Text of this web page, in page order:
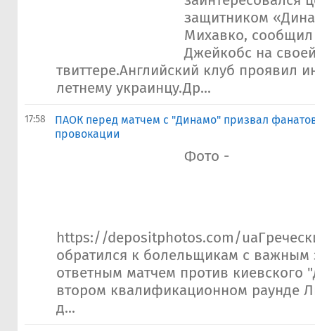
защитником
Михавко,
Джейкобс на
твиттере.Английский клуб проявил
летнему украинцу.Др...
17:58
ПАОК перед матчем с "Динамо" призвал
провокации
Фото -
https://depositphotos.com/
обратился к болельщикам с важным
ответным матчем против киевского
втором квалификационном раунде
д...